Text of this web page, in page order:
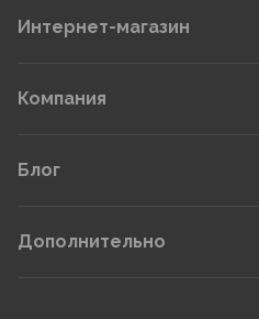
Интернет-магазин
Компания
Блог
Дополнительно